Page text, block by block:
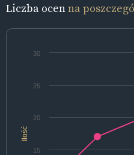
Liczba ocenna
Ilość
15
20
25
30